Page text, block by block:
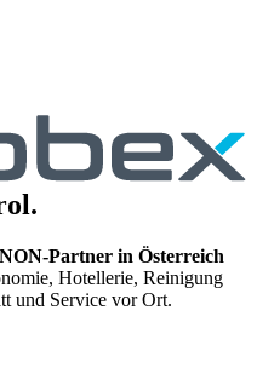
Partner in Österreich
Hotellerie, Reinigung
und Service vor Ort.